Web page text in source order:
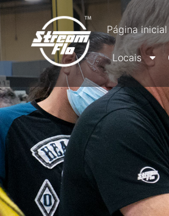
Página inicial
Locais